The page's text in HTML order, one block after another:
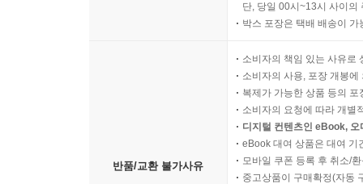
단, 당일 00시~13시 사이의
박스 포장은 택배 배송이
반품/교환 불가사유
소비자의 책임 있는 사유로
소비자의 사용, 포장 개봉
복제가 가능한 상품 등의
소비자의 요청에 따라 개별
디지털 컨텐츠인 eBook,
eBook 대여 상품은 대여 기
모바일 쿠폰 등록 후 취소/
중고상품이 구매확정(자동